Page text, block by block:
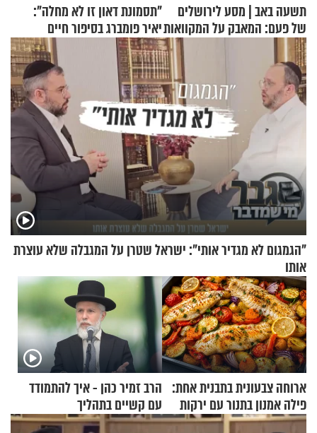
תשעה באב | מסע לירושלים
של פעם: המאבק על המקוואות
"תסמונת דאון זו לא מחלה":
יאיר פומברג בסיפור חיים
מעורר השראה
"הגמגום לא מגדיר אותי": ישראל שטרן על המגבלה שלא עוצרת
אותו
ארוחה צבעונית בתבנית אחת:
פילה אמנון בתנור עם ירקות
הרב זמיר כהן - איך להתמודד
עם קשיים בתהליך
ההתחזקות?